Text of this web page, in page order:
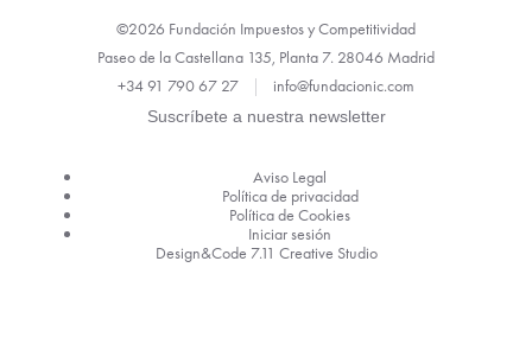
©2026 Fundación Impuestos y Competitividad
Paseo de la Castellana 135, Planta 7. 28046 Madrid
+34 91 790 67 27
| info@fundacionic.com
Suscríbete a nuestra newsletter
Legal
Aviso Legal
Política de privacidad
Política de Cookies
Iniciar sesión
Design&Code 7.11 Creative Studio